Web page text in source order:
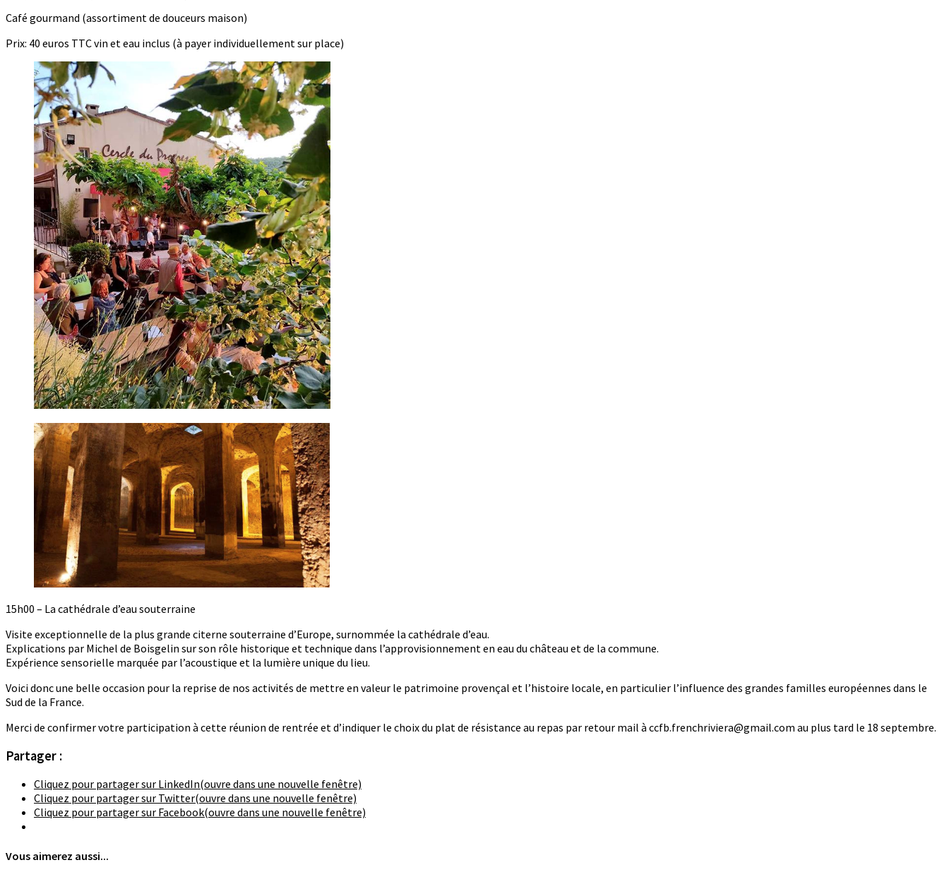
Café gourmand (assortiment de douceurs maison)
Prix: 40 euros TTC vin et eau inclus (à payer individuellement sur place)
15h00 – La cathédrale d’eau souterraine
Visite exceptionnelle de la plus grande citerne souterraine d’Europe, surnommée la cathédrale d’eau.
Explications par Michel de Boisgelin sur son rôle historique et technique dans l’approvisionnement en eau du château et de la commune.
Expérience sensorielle marquée par l’acoustique et la lumière unique du lieu.
Voici donc une belle occasion pour la reprise de nos activités de mettre en valeur le patrimoine provençal et l’histoire locale, en particulier l’influence des grandes familles européennes dans le
Sud de la France.
Merci de confirmer votre participation à cette réunion de rentrée et d’indiquer le choix du plat de résistance au repas par retour mail à ccfb.frenchriviera@gmail.com au plus tard le 18 septembre.
Partager :
Cliquez pour partager sur LinkedIn(ouvre dans une nouvelle fenêtre)
Cliquez pour partager sur Twitter(ouvre dans une nouvelle fenêtre)
Cliquez pour partager sur Facebook(ouvre dans une nouvelle fenêtre)
Vous aimerez aussi...